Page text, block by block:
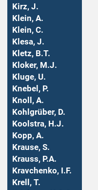
Kirz, J.
Klein, A.
Klein, C.
Klesa, J.
Kletz, B.T.
Kloker, M.J.
Kluge, U.
Knebel, P.
Knoll, A.
Kohlgrüber, D.
Koolstra, H.J.
Kopp, A.
Krause, S.
Krauss, P.A.
Kravchenko, I.F.
Krell, T.